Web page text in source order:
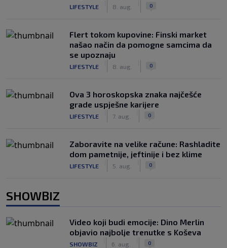
LIFESTYLE 8. aug. 0
Flert tokom kupovine: Finski market
našao način da pomogne samcima da
se upoznaju
LIFESTYLE 8. aug. 0
Ova 3 horoskopska znaka najčešće
grade uspješne karijere
LIFESTYLE 7. aug. 0
Zaboravite na velike račune: Rashladite
dom pametnije, jeftinije i bez klime
LIFESTYLE 5. aug. 0
SHOWBIZ
Video koji budi emocije: Dino Merlin
objavio najbolje trenutke s Koševa
SHOWBIZ 6. aug. 0